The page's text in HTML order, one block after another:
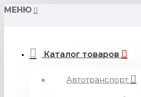
МЕНЮ
Каталог товаров
Автотранспорт